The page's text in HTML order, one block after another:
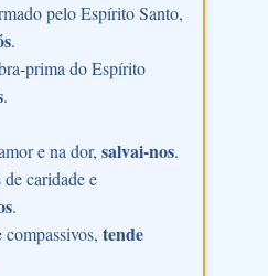
pelo Espírito Santo,
.
prima do Espírito
.
e na dor, salvai-nos.
caridade e
.
compassivos, tende